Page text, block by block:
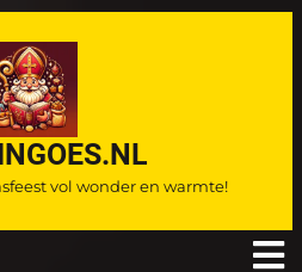
vol wonder en warmte!